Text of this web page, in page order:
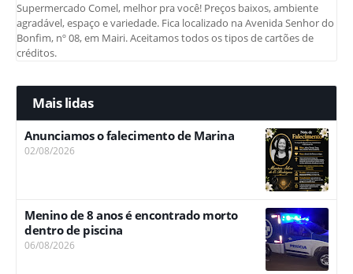
Supermercado Comel, melhor pra você! Preços baixos, ambiente
agradável, espaço e variedade. Fica localizado na Avenida Senhor do
Bonfim, nº 08, em Mairi. Aceitamos todos os tipos de cartões de
créditos.
Mais lidas
Anunciamos o falecimento de Marina
02/08/2026
Menino de 8 anos é encontrado morto
dentro de piscina
06/08/2026